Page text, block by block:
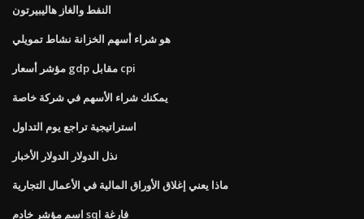
النفط والغاز هاليبيرتون
هو شراء أسهم الخزانة نشاط تمويلي
مؤشر أسعار gdp مقابل cpi
يمكنك شراء الأسهم في شركة خاصة
استراتيجية تراجع يوم التداول
نذل الدولار الدولار الأخبار
ماذا يعني إغلاق الأوراق المالية في الأعمال التجارية
اسم مؤشر خادم sql فارغة